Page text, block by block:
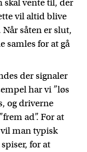
skal vente til, der
vil altid blive
såten er slut,
samles for at gå
der signaler
har vi ”løs
og driverne
ad”. For at
man typisk
for at